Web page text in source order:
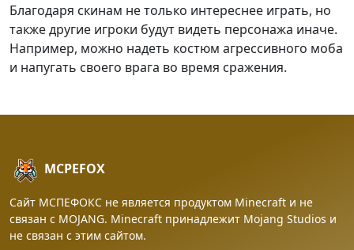
Благодаря скинам не только интереснее играть, но
также другие игроки будут видеть персонажа иначе.
Например, можно надеть костюм агрессивного моба
и напугать своего врага во время сражения.
MCPEFOX
Сайт МСПЕФОКС не является продуктом Minecraft и не
связан с MOJANG. Minecraft принадлежит Mojang Studios и
не связан с этим сайтом.